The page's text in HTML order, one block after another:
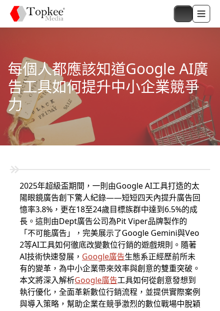
每個人都應該知道Google AI廣
告工具如何提升中小企業競爭
力
2025年超級盃期間，一則由Google AI工具打造的太
陽眼鏡廣告創下驚人紀錄——短短四天內提升廣告回
憶率3.8%，更在18至24歲目標族群中達到6.5%的成
長。這則由Dept廣告公司為Pit Viper品牌製作的
「不可能廣告」，完美展示了Google Gemini與Veo
2等AI工具如何徹底改變數位行銷的遊戲規則。隨著
AI技術快速發展， Google廣告生態系正經歷前所未
有的變革，為中小企業帶來效率與創意的雙重突破。
本文將深入解析Google廣告工具如何從創意發想到
執行優化，全面革新數位行銷流程，並提供實際案例
與導入策略，幫助企業在競爭激烈的數位戰場中脫穎